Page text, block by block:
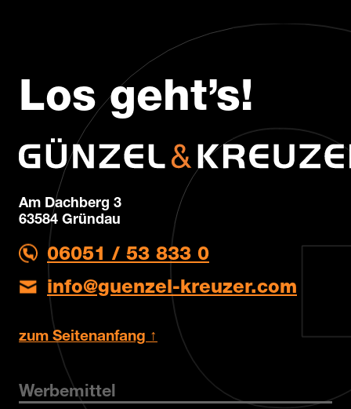
Los geht’s!
Am Dachberg 3
63584 Gründau
06051 / 53 833 0
info@guenzel-kreuzer.com
zum Seitenanfang ↑
Werbemittel